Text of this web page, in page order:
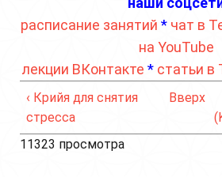
расписание занятий * чат в
на YouTube
лекции ВКонтакте * статьи в
‹ Крийя для снятия
стресса
Вверх
11323 просмотра